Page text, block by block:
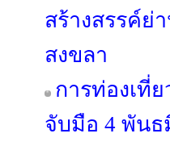
สร้างสรรค์ย่
สงขลา
การท่องเที่
จับมือ 4 พันธ